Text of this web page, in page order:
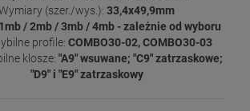
(szer./wys.): 33,4x49,9mm
1mb / 2mb / 3mb / 4mb - zależnie od wyboru
profile: COMBO30-02, COMBO30-03
klosze: "A9" wsuwane; "C9" zatrzaskowe;
"D9" i "E9" zatrzaskowy